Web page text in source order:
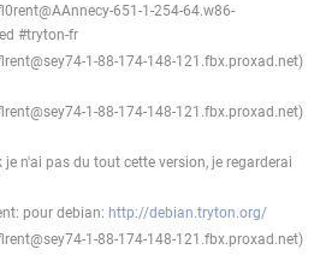
651-1-254-64.w86-
#tryton-fr
1-88-174-148-121.fbx.proxad.net)
1-88-174-148-121.fbx.proxad.net)
n'ai pas du tout cette version, je regarderai
pour debian: http://debian.tryton.org/
1-88-174-148-121.fbx.proxad.net)